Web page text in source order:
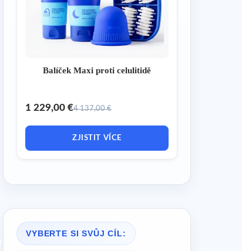
Balíček Maxi proti celulitidě
1 229,00 €4 137,00 €
ZJISTIT VÍCE
VYBERTE SI SVŮJ CÍL: